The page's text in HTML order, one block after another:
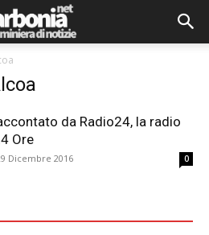
da Radio24, la radio
Ore
Dicembre 2016 0